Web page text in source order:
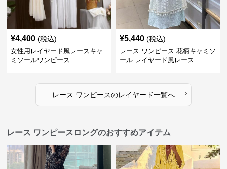
¥4,400 (税込)
女性用レイヤード風レースキャ
ミソールワンピース
¥5,440 (税込)
レース ワンピース 花柄キャミソ
ール レイヤード風レース
レース ワンピースのレイヤード一覧へ ›
レース ワンピースロングのおすすめアイテム